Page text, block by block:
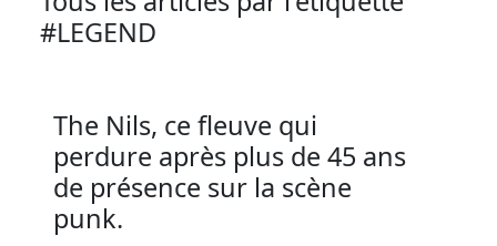
#LEGEND
The Nils, ce fleuve qui
perdure après plus de 45 ans
de présence sur la scène
punk.